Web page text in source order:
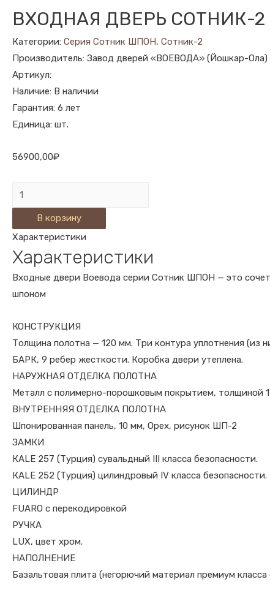
ВХОДНАЯ ДВЕРЬ СОТНИК-
Категории: Серия Сотник ШПОН, Сотник-2
Производитель: Завод дверей «ВОЕВОДА» (Йошкар-Ола)
Артикул:
Наличие: В наличии
Гарантия: 6 лет
Единица: шт.
56900,00₽
Количество
ВХОДНАЯ
ДВЕРЬ
СОТНИК-2
ШП-2
ОРЕХ
В корзину
Характеристики
Характеристики
Входные двери Воевода серии Сотник ШПОН — это
шпоном
КОНСТРУКЦИЯ
Толщина полотна — 120 мм. Три контура уплотнения (из
БАРК, 9 ребер жесткости. Коробка двери утеплена.
НАРУЖНАЯ ОТДЕЛКА ПОЛОТНА
Металл с полимерно-порошковым покрытием, толщиной
ВНУТРЕННЯЯ ОТДЕЛКА ПОЛОТНА
Шпонированная панель, 10 мм, Орех, рисунок ШП-2
ЗАМКИ
КALE 257 (Турция) сувальдный III класса безопасности.
КALE 252 (Турция) цилиндровый IV класса
ЦИЛИНДР
FUARO с перекодировкой
РУЧКА
LUX, цвет хром.
НАПОЛНЕНИЕ
Базальтовая плита (негорючий материал премиум